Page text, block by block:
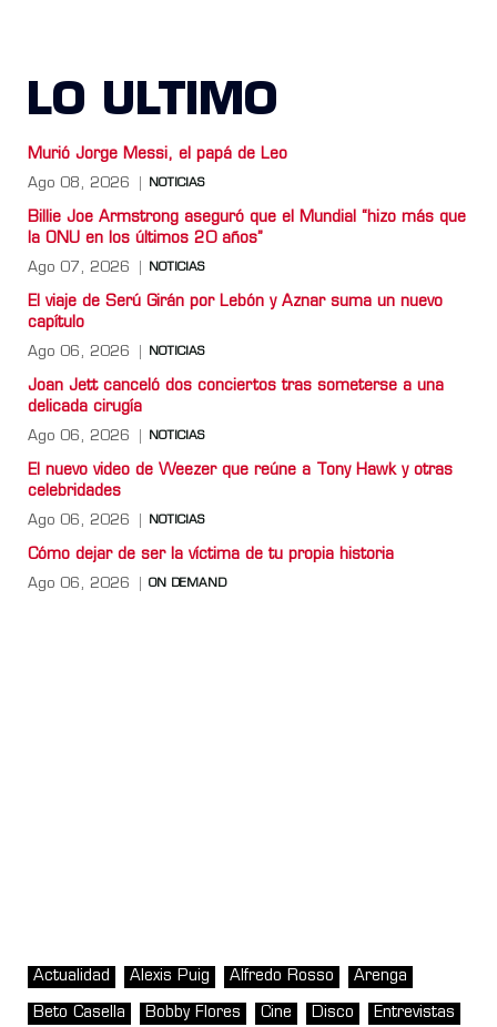
LO ULTIMO
Murió Jorge Messi, el papá de Leo
Ago 08, 2026 NOTICIAS
Billie Joe Armstrong aseguró que el Mundial “hizo más que
la ONU en los últimos 20 años”
Ago 07, 2026 NOTICIAS
El viaje de Serú Girán por Lebón y Aznar suma un nuevo
capítulo
Ago 06, 2026 NOTICIAS
Joan Jett canceló dos conciertos tras someterse a una
delicada cirugía
Ago 06, 2026 NOTICIAS
El nuevo video de Weezer que reúne a Tony Hawk y otras
celebridades
Ago 06, 2026 NOTICIAS
Cómo dejar de ser la víctima de tu propia historia
Ago 06, 2026 ON DEMAND
Actualidad Alexis Puig Alfredo Rosso Arenga
Beto Casella Bobby Flores Cine Disco Entrevistas